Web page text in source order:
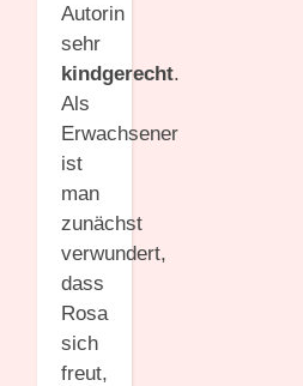
Autorin
sehr
kindgerecht.
Als
Erwachsener
ist
man
zunächst
verwundert,
dass
Rosa
sich
freut,